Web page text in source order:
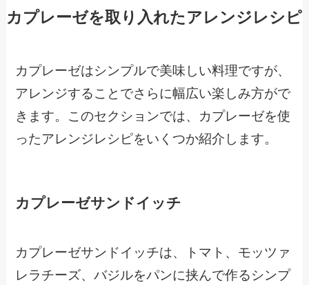
カプレーゼを取り入れたアレンジレシピ
カプレーゼはシンプルで美味しい料理ですが、
アレンジすることでさらに幅広い楽しみ方がで
きます。このセクションでは、カプレーゼを使
ったアレンジレシピをいくつか紹介します。
カプレーゼサンドイッチ
カプレーゼサンドイッチは、トマト、モッツァ
レラチーズ、バジルをパンに挟んで作るシンプ